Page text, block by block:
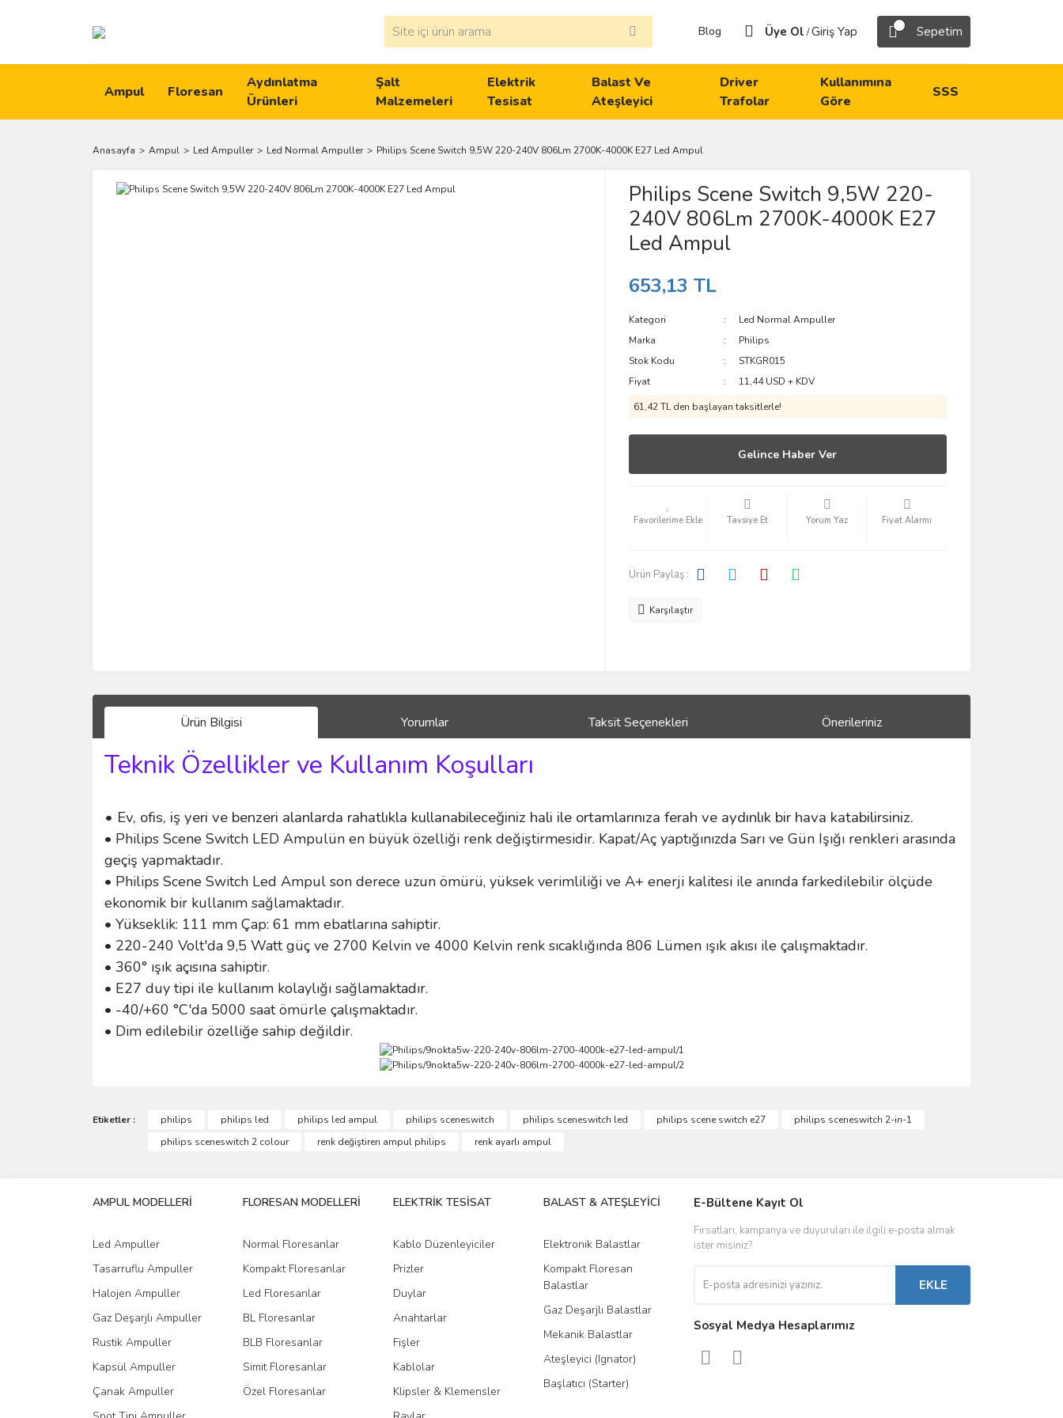
Blog Üye Ol /Giriş Yap Sepetim
Ampul Floresan
Aydınlatma
Ürünleri
Şalt
Malzemeleri
Elektrik
Tesisat
Balast Ve
Ateşleyici
Driver
Trafolar
Kullanımına
Göre
SSS
Anasayfa Ampul Led Ampuller Led Normal Ampuller Philips Scene Switch 9,5W 220-240V 806Lm 2700K-4000K E27 Led Ampul
Philips Scene Switch 9,5W 220-
240V 806Lm 2700K-4000K E27
Led Ampul
653,13 TL
Kategori
Led Normal Ampuller
Marka
Philips
Stok Kodu
STKGR015
Fiyat
11,44 USD + KDV
61,42 TL den başlayan taksitlerle!
Gelince Haber Ver
Tavsiye Et Yorum Yaz Fiyat Alarmı
Ürün Paylaş :
Karşılaştır
Ürün Bilgisi Yorumlar Taksit Seçenekleri Önerileriniz
Teknik Özellikler ve Kullanım Koşulları
• Ev, ofis, iş yeri ve benzeri alanlarda rahatlıkla kullanabileceğiniz hali ile ortamlarınıza ferah ve aydınlık bir hava katabilirsiniz.
• Philips Scene Switch LED Ampulün en büyük özelliği renk değiştirmesidir. Kapat/Aç yaptığınızda Sarı ve Gün Işığı renkleri arasında
geçiş yapmaktadır.
• Philips Scene Switch Led Ampul son derece uzun ömürü, yüksek verimliliği ve A+ enerji kalitesi ile anında farkedilebilir ölçüde
ekonomik bir kullanım sağlamaktadır.
• Yükseklik: 111 mm Çap: 61 mm ebatlarına sahiptir.
• 220-240 Volt'da 9,5 Watt güç ve 2700 Kelvin ve 4000 Kelvin renk sıcaklığında 806 Lümen ışık akısı ile çalışmaktadır.
• 360° ışık açısına sahiptir.
• E27 duy tipi ile kullanım kolaylığı sağlamaktadır.
• -40/+60 °C'da 5000 saat ömürle çalışmaktadır.
• Dim edilebilir özelliğe sahip değildir.
Bu ürüne ilk yorumu siz yapın!
Görüş ve önerileriniz için teşekkür ederiz.
Ürün bilgilerinde hatalar bulunuyor.
Bu ürüne benzer farklı alternatifler olmalı.
Gönder
Etiketler : philips philips led philips led ampul philips sceneswitch philips sceneswitch led philips scene switch e27
philips sceneswitch 2-in-1
philips sceneswitch 2 colour
renk değiştiren ampul philips renk ayarlı ampul
AMPUL MODELLERİ
Led Ampuller
Tasarruflu Ampuller
Halojen Ampuller
Gaz Deşarjlı Ampuller
Rustik Ampuller
Kapsül Ampuller
Çanak Ampuller
FLORESAN MODELLERİ
Normal Floresanlar
Kompakt Floresanlar
Led Floresanlar
BL Floresanlar
BLB Floresanlar
Simit Floresanlar
Özel Floresanlar
ELEKTRİK TESİSAT
Kablo Düzenleyiciler
Prizler
Duylar
Anahtarlar
Fişler
Kablolar
Klipsler & Klemensler
BALAST & ATEŞLEYİCİ
Elektronik Balastlar
Kompakt Floresan
Balastlar
Gaz Deşarjlı Balastlar
Mekanik Balastlar
Ateşleyici (Ignator)
Başlatıcı (Starter)
DRIVER & TRAFO
Led Driverlar
Kontaktörler
Sigorta & Otomatlar
E-Bültene Kayıt Ol
Fırsatları, kampanya ve duyuruları ile ilgili e-posta almak
ister misiniz?
EKLE
Sosyal Medya Hesaplarımız